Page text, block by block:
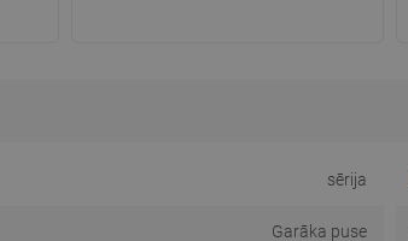
sērija
Garāka puse